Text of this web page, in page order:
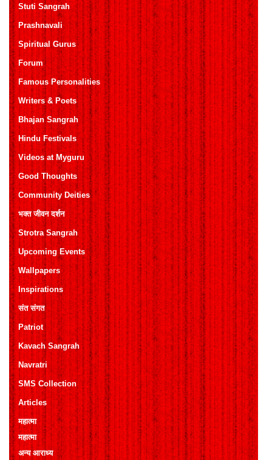
Stuti Sangrah
Prashnavali
Spiritual Gurus
Forum
Famous Personalities
Writers & Poets
Bhajan Sangrah
Hindu Festivals
Videos at Myguru
Good Thoughts
Community Deities
भक्त जीवन दर्शन
Strotra Sangrah
Upcoming Events
Wallpapers
Inspirations
संत संगत
Patriot
Kavach Sangrah
Navratri
SMS Collection
Articles
महात्मा
महात्मा
अन्य आराध्य